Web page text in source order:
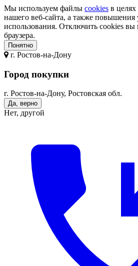
Мы используем файлы cookies в
нашего веб-сайта, а также повышения
использования. Отключить cookies вы
браузера.
Понятно
г. Ростов-на-Дону
Город покупки
г. Ростов-на-Дону, Ростовская обл.
Да, верно
Нет, другой